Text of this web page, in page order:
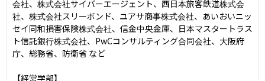
会社、株式会社サイバーエージェント、西日本旅客鉄道株式会
社、株式会社スリーボンド、ユアサ商事株式会社、あいおいニッ
セイ同和損害保険株式会社、信金中央金庫、日本マスタートラス
ト信託銀行株式会社、PwCコンサルティング合同会社、大阪府
庁、総務省、防衛省 など
【経営学部】